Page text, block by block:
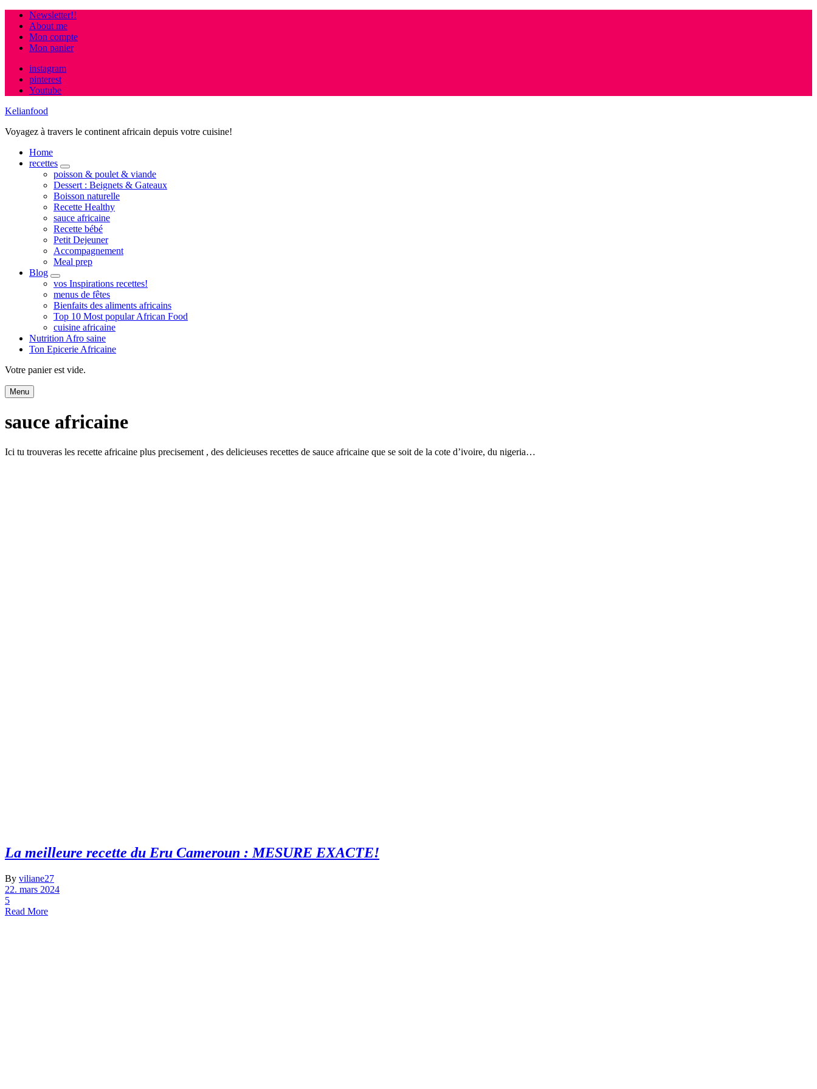
Newsletter!!
About me
Mon compte
Mon panier
instagram
pinterest
Youtube
Kelianfood
Voyagez à travers le continent africain depuis votre cuisine!
Home
recettes
expand
child
menu
poisson & poulet & viande
Dessert : Beignets & Gateaux
Boisson naturelle
Recette Healthy
sauce africaine
Recette bébé
Petit Dejeuner
Accompagnement
Meal prep
Blog
expand
child
menu
vos Inspirations recettes!
menus de fêtes
Bienfaits des aliments africains
Top 10 Most popular African Food
cuisine africaine
Nutrition Afro saine
Ton Epicerie Africaine
Search
Votre panier est vide.
Menu
sauce africaine
Ici tu trouveras les recette africaine plus precisement , des delicieuses recettes de sauce africaine que se soit de la cote d’ivoire, du nigeria…
La meilleure recette du Eru Cameroun : MESURE EXACTE!
By viliane27
22. mars 2024
5
Read More